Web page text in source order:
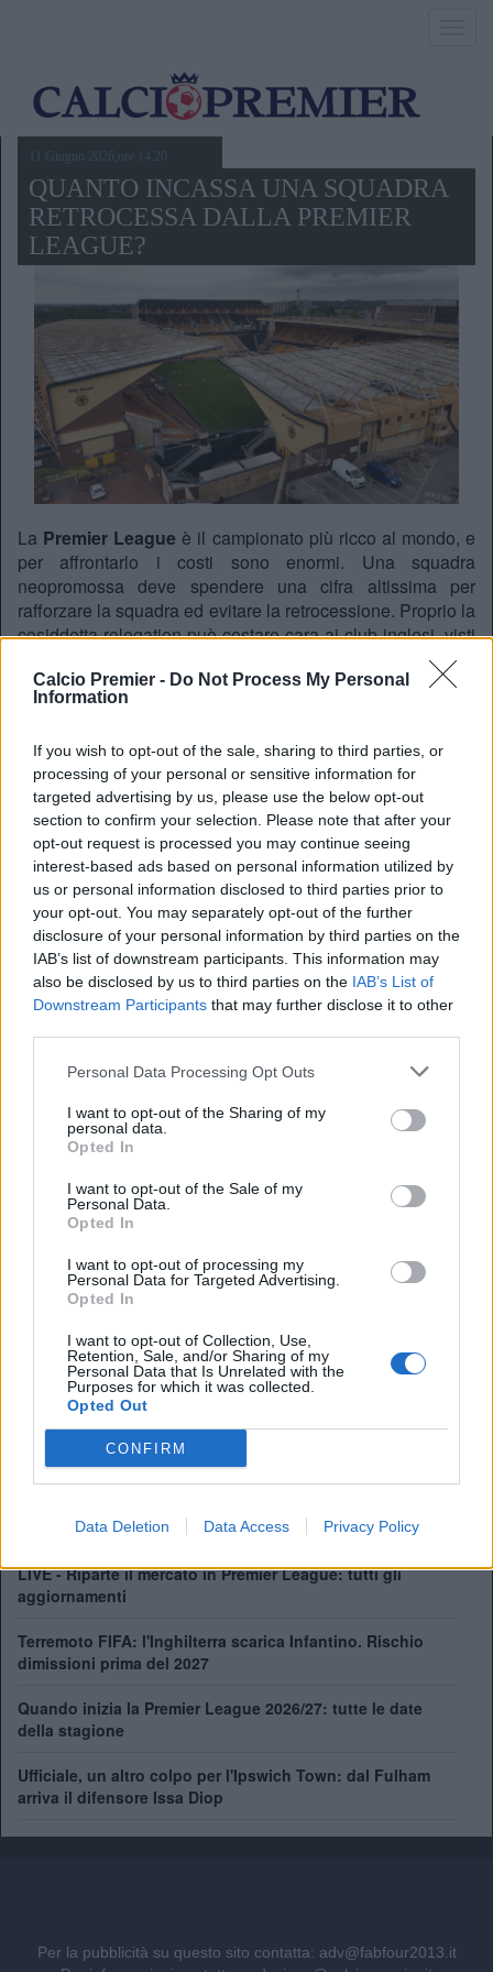
Calcio Premier - Do Not Process My Personal
Information
If you wish to opt-out of the sale, sharing to third parties, or
processing of your personal or sensitive information for
targeted advertising by us, please use the below opt-out
section to confirm your selection. Please note that after your
opt-out request is processed you may continue seeing
interest-based ads based on personal information utilized by
us or personal information disclosed to third parties prior to
your opt-out. You may separately opt-out of the further
disclosure of your personal information by third parties on the
IAB’s list of downstream participants. This information may
also be disclosed by us to third parties on the IAB’s List of
Downstream Participants that may further disclose it to other
Personal Data Processing Opt Outs
I want to opt-out of the Sharing of my
personal data.
Opted In
I want to opt-out of the Sale of my
Personal Data.
Opted In
I want to opt-out of processing my
Personal Data for Targeted Advertising.
Opted In
I want to opt-out of Collection, Use,
Retention, Sale, and/or Sharing of my
Personal Data that Is Unrelated with the
Purposes for which it was collected.
Opted Out
CONFIRM
Data Deletion Data Access Privacy Policy
11 Giugno 2026,ore 14.20
QUANTO INCASSA UNA SQUADRA
RETROCESSA DALLA PREMIER
LEAGUE?
La Premier League è il campionato più ricco al mondo, e
per affrontarlo i costi sono enormi. Una squadra
neopromossa deve spendere una cifra altissima per
rafforzare la squadra ed evitare la retrocessione. Proprio la
cosiddetta relegation può costare cara ai club inglesi, visti
il gap enorme che intercorre tra i diritti tv della Premier e
della Championship. Basti pensare cheil 92% dei ricavi
del calcio inglese finisce nelle casse dei 20 club di
Parachute Payments(il nostro paracadute) nel 2006, ma
come funziona?
Come funziona?
Il paracadute viene assegnato alle 3 retrocesse della
stagione corrente, ma non solo. Nella prima stagione
successiva alla retrocessione,i club ricevono il 55% dei
ricavi derivanti dai diritti televisivi della Premier
League, ripartiti in parti uguali. Ciò significa che West
Ham United, Burnley e Wolves incasseranno ciascuno
circa 55 milioni di sterline nella stagione 2026/27. Se le
squadre rimarranno in Championship per due stagioni, il
secondo anno la percentualesi abbasserà al 40%
mentre per la terza la quota
è del 20%
(questo vale solo
per le formazioni che prima della retrocessione avevano
militato in Premier per un minimo di 3 anni consecutivi)
Altri dettagli
l’Ipswich Townin questa stagione, non riceverà il
bonus una volta tornato in Premier. Lo Sheffield United,
ultime due stagioni di Championship, ma nella prossima
stagione questo vantaggio terminerà. Chiaramente questo
forse non è un caso che nelle ultime annate le formazioni
che si giocano la promozione in Premier siano quasi
sempre le stesse.
trasferimento dell'ex Liverpool
LIVE - Riparte il mercato in Premier League: tutti gli
aggiornamenti
Terremoto FIFA: l'Inghilterra scarica Infantino. Rischio
dimissioni prima del 2027
Quando inizia la Premier League 2026/27: tutte le date
della stagione
Ufficiale, un altro colpo per l'Ipswich Town: dal Fulham
arriva il difensore Issa Diop
Per la pubblicità su questo sito contatta: adv@fabfour2013.it